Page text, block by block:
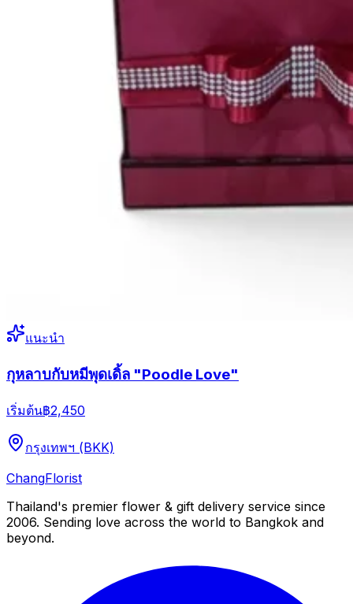
แนะนำ
กุหลาบกับหมีพุดเดิ้ล "Poodle Love"
เริ่มต้น฿2,450
กรุงเทพฯ (BKK)
ChangFlorist
Thailand's premier flower & gift delivery service since
2006. Sending love across the world to Bangkok and
beyond.